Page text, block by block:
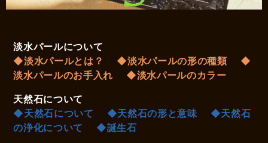
淡水パールについて
◆淡水パールとは？
◆淡水パールの形の種類
◆
淡水パールのお手入れ
◆淡水パールのカラー
天然石について
◆天然石について
◆天然石の形と意味
◆天然石
の浄化について
◆誕生石